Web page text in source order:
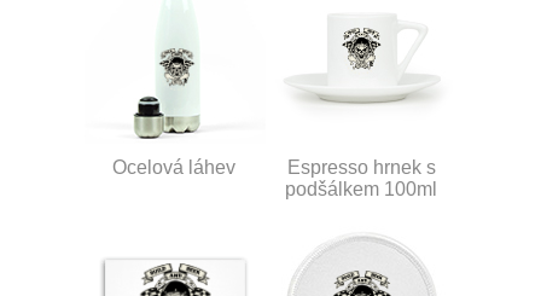
Ocelová láhev
Espresso hrnek s
podšálkem 100ml